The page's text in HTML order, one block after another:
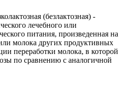
(безлактозная) -
лечебного или
питания, произведенная на
молока других продуктивных
переработки молока, в которой
по сравнению с аналогичной